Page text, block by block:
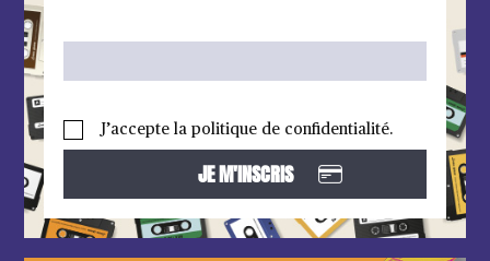
J’accepte la politique de confidentialité.